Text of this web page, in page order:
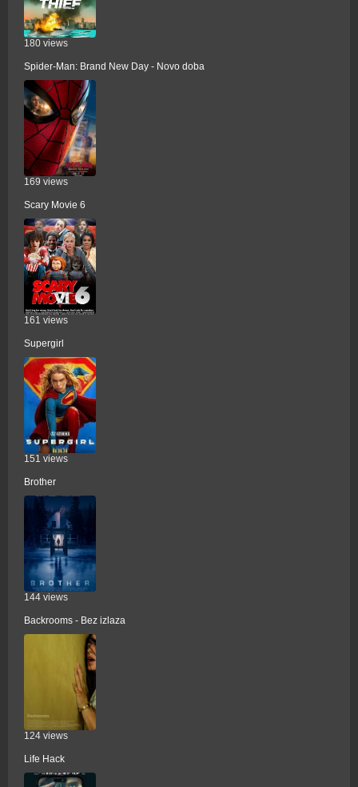
180 views
Spider-Man: Brand New Day - Novo doba
169 views
Scary Movie 6
161 views
Supergirl
151 views
Brother
144 views
Backrooms - Bez izlaza
124 views
Life Hack